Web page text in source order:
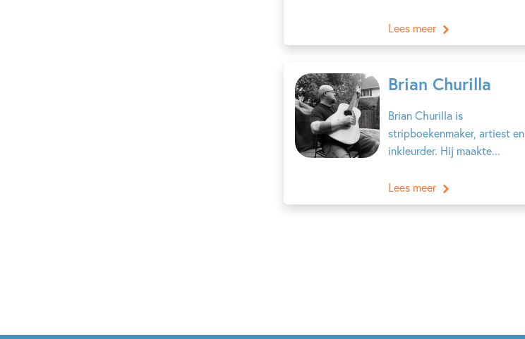
Lees meer
Brian Churilla
Brian Churilla is
stripboekenmaker, artiest en
inkleurder. Hij maakte...
Lees meer